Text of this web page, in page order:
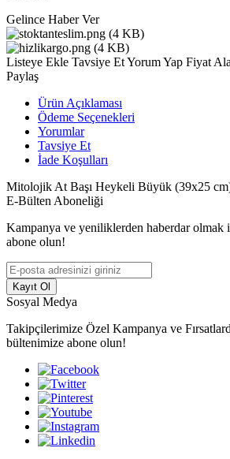
Gelince Haber Ver
Listeye Ekle Tavsiye EtYorum Yap Fiyat
Paylaş
Ürün Açıklaması
Ödeme Seçenekleri
Yorumlar
Tavsiye Et
İade Koşulları
Mitolojik At Başı Heykeli Büyük (39x25
E-Bülten Aboneliği
Kampanya ve yeniliklerden haberdar olmak
abone olun!
Kayıt Ol
Sosyal Medya
Takipçilerimize Özel Kampanya ve
bültenimize abone olun!